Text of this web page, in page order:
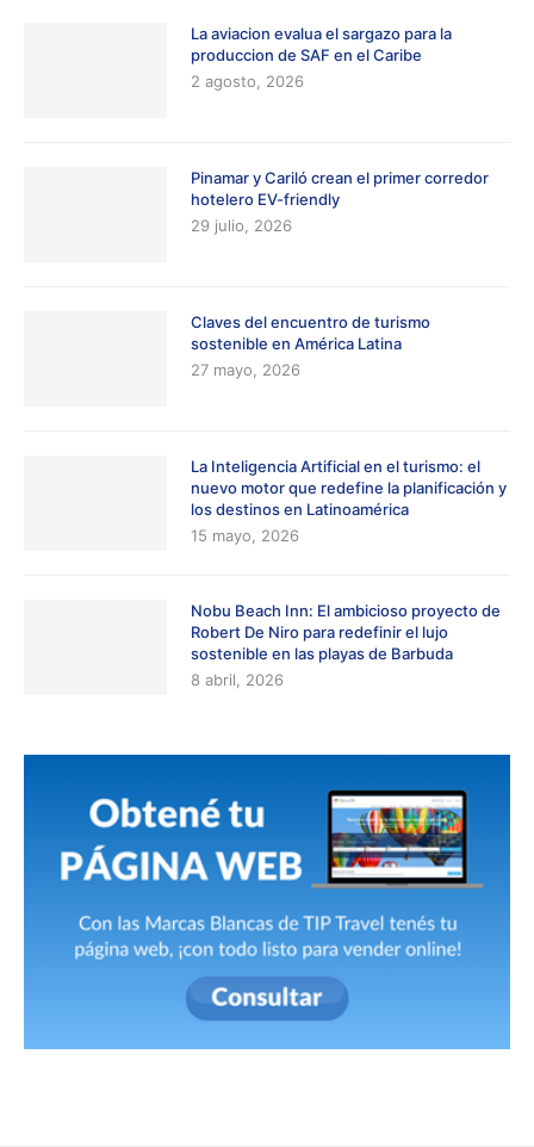
La aviacion evalua el sargazo para la
produccion de SAF en el Caribe
2 agosto, 2026
Pinamar y Cariló crean el primer corredor
hotelero EV-friendly
29 julio, 2026
Claves del encuentro de turismo
sostenible en América Latina
27 mayo, 2026
La Inteligencia Artificial en el turismo: el
nuevo motor que redefine la planificación y
los destinos en Latinoamérica
15 mayo, 2026
Nobu Beach Inn: El ambicioso proyecto de
Robert De Niro para redefinir el lujo
sostenible en las playas de Barbuda
8 abril, 2026